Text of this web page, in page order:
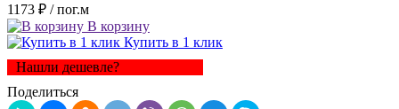
1173 ₽ / пог.м
В корзину
Купить в 1 клик
Нашли дешевле?
Поделиться